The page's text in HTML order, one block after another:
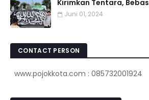
Kirimkan Tentara,
Juni 01, 2024
CONTACT PERSON
: 085732001924